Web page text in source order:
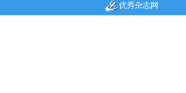
优秀杂志网